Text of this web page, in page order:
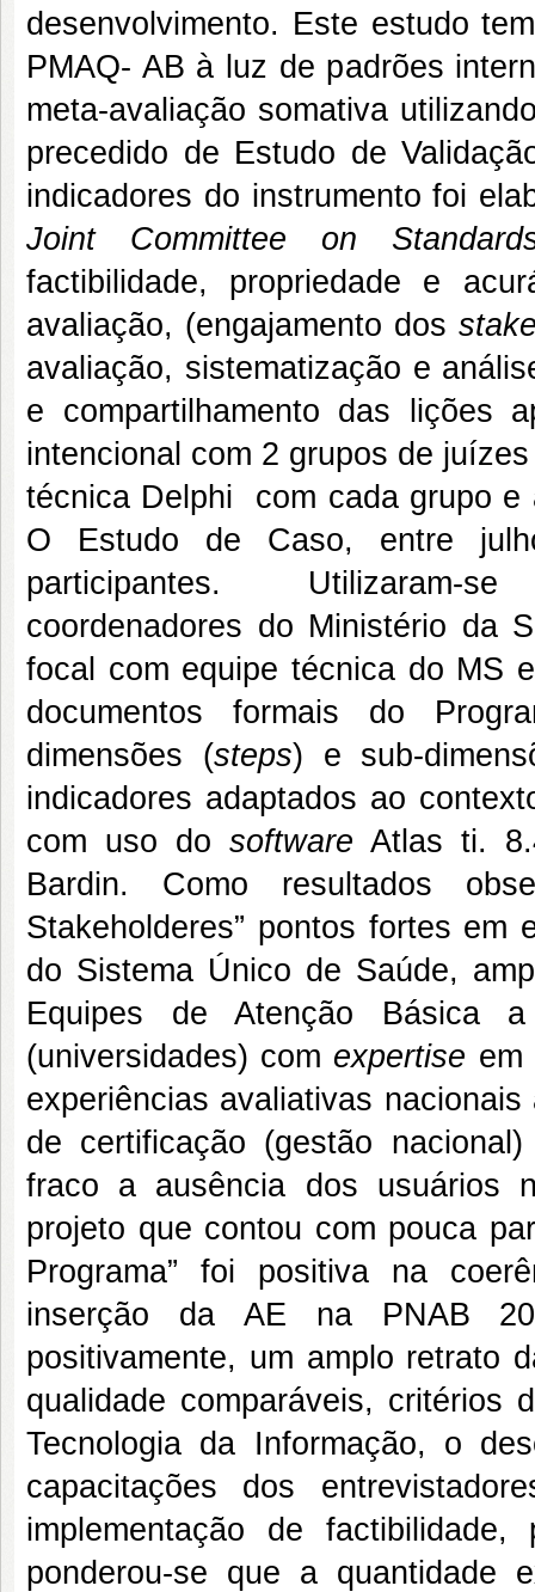
desenvolvimento. Este estudo
PMAQ- AB à luz de padrões
meta-avaliação somativa
precedido de Estudo de
indicadores do instrumento foi
Joint Committee on
factibilidade, propriedade e
avaliação, (engajamento dos
avaliação, sistematização e
e compartilhamento das lições
intencional com 2 grupos de
técnica Delphi com cada grupo e
O Estudo de Caso, entre
participantes. Utilizaram-se
coordenadores do Ministério da
focal com equipe técnica do MS
documentos formais do
dimensões (steps) e sub-
indicadores adaptados ao
com uso do software Atlas ti.
Bardin. Como resultados
Stakeholderes” pontos fortes em
do Sistema Único de Saúde,
Equipes de Atenção Básica
(universidades) com expertise em
experiências avaliativas
de certificação (gestão
fraco a ausência dos usuários
projeto que contou com pouca
Programa” foi positiva na
inserção da AE na PNAB
positivamente, um amplo retrato
qualidade comparáveis, critérios
Tecnologia da Informação, o
capacitações dos
implementação de
ponderou-se que a quantidade